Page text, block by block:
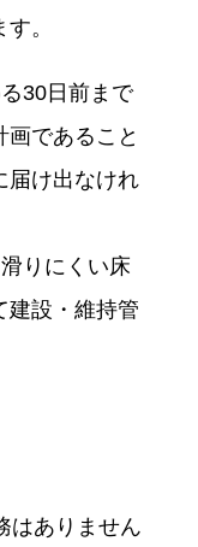
。
30日前まで
であること
届け出なけれ
りにくい床
建設・維持管
はありません